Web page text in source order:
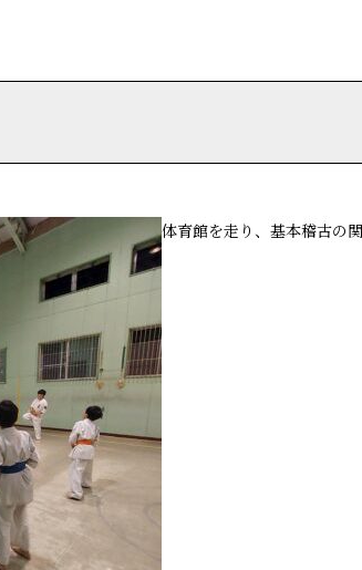
体育館を走り、基本稽古の関